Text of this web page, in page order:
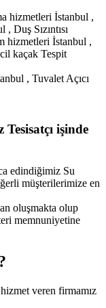
hizmetleri İstanbul ,
Duş Sızıntısı
hizmetleri İstanbul ,
kaçak Tespit
, Tuvalet Açıcı
işinde
edindiğimiz Su
müşterilerimize en
oluşmakta olup
memnuniyetine
veren firmamız